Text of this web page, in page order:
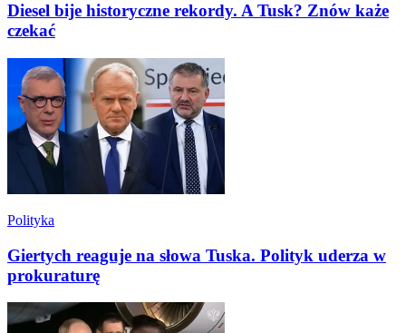
Diesel bije historyczne rekordy. A Tusk? Znów każe
czekać
Polityka
Giertych reaguje na słowa Tuska. Polityk uderza w
prokuraturę